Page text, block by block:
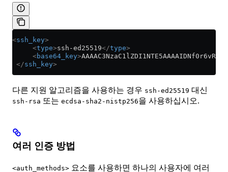
<ssh_key>
     <
type>ssh-ed25519</type>
     <
base64_key>
</ssh_key>
다른 지원 알고리즘을 사용하는 경우 ssh-ed25519 대신
ssh-rsa 또는 ecdsa-sha2-nistp256을 사용하십시오.
여러 인증 방법
<auth_methods> 요소를 사용하면 하나의 사용자에 여러